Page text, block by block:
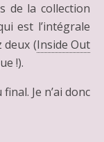
de la collection
est l’intégrale
deux (Inside Out
!).
Je n’ai donc